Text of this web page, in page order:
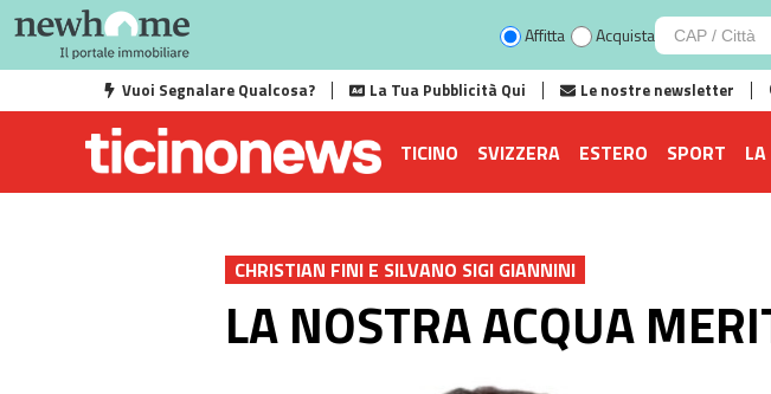
Affitta Acquista
Vuoi Segnalare Qualcosa? La Tua Pubblicità Qui Le nostre newsletter
TICINO SVIZZERA ESTERO SPORT
CHRISTIAN FINI E SILVANO SIGI GIANNINI
LA NOSTRA ACQUA